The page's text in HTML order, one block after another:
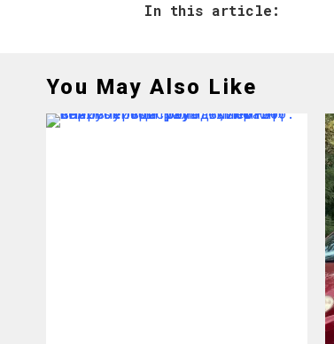
In this article:
You May Also Like